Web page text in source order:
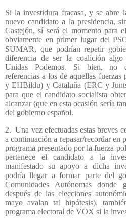
Si la investidura fracasa, y se abre
nuevo candidato a la presidencia,
Castejón, sí será el momento para
obviamente en primer lugar del
SUMAR, que podrían repetir
diferencia de ser la coalición
Unidas Podemos. Si bien, no
referencias a los de aquellas
y EHBildu) y Cataluña (ERC y
para que el candidato socialista
alcanzar (que en esta ocasión sería
del gobierno español.
2. Una vez efectuadas estas breves
a continuación a repasar/recordar en
programa presentado por la fuerza
pertenece el candidato a la
manifestado su apoyo a dicha
podría llegar a formar parte del
Comunidades Autónomas donde
después de las elecciones
mayo avalan tal hipótesis),
programa electoral de VOX si la